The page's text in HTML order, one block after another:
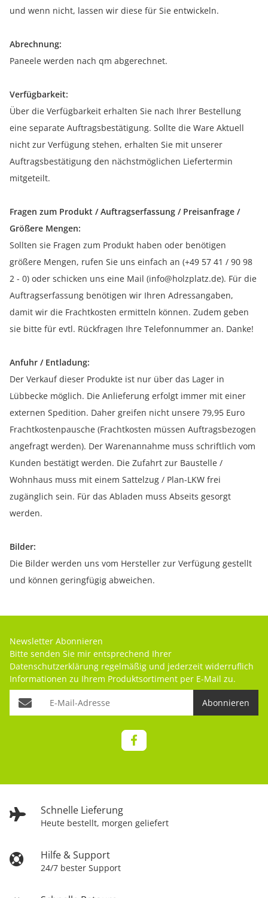
und wenn nicht, lassen wir diese für Sie entwickeln.
Abrechnung:
Paneele werden nach qm abgerechnet.
Verfügbarkeit:
Über die Verfügbarkeit erhalten Sie nach Ihrer Bestellung
eine separate Auftragsbestätigung. Sollte die Ware Aktuell
nicht zur Verfügung stehen, erhalten Sie mit unserer
Auftragsbestätigung den nächstmöglichen Liefertermin
mitgeteilt.
Fragen zum Produkt / Auftragserfassung / Preisanfrage /
Größere Mengen:
Sollten sie Fragen zum Produkt haben oder benötigen
größere Mengen, rufen Sie uns einfach an (+49 57 41 / 90 98
2 - 0) oder schicken uns eine Mail (info@holzplatz.de). Für die
Auftragserfassung benötigen wir Ihren Adressangaben,
damit wir die Frachtkosten ermitteln können. Zudem geben
sie bitte für evtl. Rückfragen Ihre Telefonnummer an. Danke!
Anfuhr / Entladung:
Der Verkauf dieser Produkte ist nur über das Lager in
Lübbecke möglich. Die Anlieferung erfolgt immer mit einer
externen Spedition. Daher greifen nicht unsere 79,95 Euro
Frachtkostenpausche (Frachtkosten müssen Auftragsbezogen
angefragt werden). Der Warenannahme muss schriftlich vom
Kunden bestätigt werden. Die Zufahrt zur Baustelle /
Wohnhaus muss mit einem Sattelzug / Plan-LKW frei
zugänglich sein. Für das Abladen muss Abseits gesorgt
werden.
Bilder:
Die Bilder werden uns vom Hersteller zur Verfügung gestellt
und können geringfügig abweichen.
Schnelle Lieferung
Heute bestellt, morgen geliefert
Hilfe & Support
24/7 bester Support
Newsletter Abonnieren
Bitte senden Sie mir entsprechend Ihrer
Datenschutzerklärung regelmäßig und jederzeit widerruflich
Informationen zu Ihrem Produktsortiment per E-Mail zu.
Abonnieren